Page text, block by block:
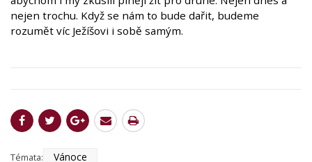
nejen trochu. Když se nám to bude dařit, budeme
rozumět víc Ježíšovi i sobě samým.
Témata: Vánoce